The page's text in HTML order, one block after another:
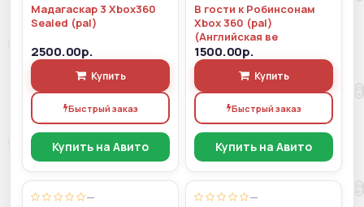
Мадагаскар 3 Xbox360
Sealed (pal)
2500.00р.
Купить
Быстрый заказ
Купить на Авито
В гости к Робинсонам
Xbox 360 (pal)
(Английская ве
1500.00р.
Купить
Быстрый заказ
Купить на Авито
— —